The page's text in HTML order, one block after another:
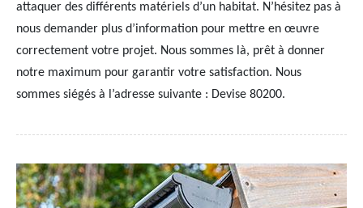
attaquer des différents matériels d’un habitat. N’hésitez pas à
nous demander plus d’information pour mettre en œuvre
correctement votre projet. Nous sommes là, prêt à donner
notre maximum pour garantir votre satisfaction. Nous
sommes siégés à l’adresse suivante : Devise 80200.